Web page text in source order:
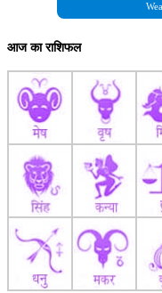
Ind Vs Sa
रोहित शर्मा (कप्तान),
राहुल, ऋषभ पंत, ध्रुव जुरेल,
रवि बिश्नोई, वरुण चक्रवर्ती,
डिस्क्लेमर- यह लेखक की
टेस्ट सीरीज में भारत की टीम
श्रृंखला के लिए टीम इंडिया
आज का राशिफल